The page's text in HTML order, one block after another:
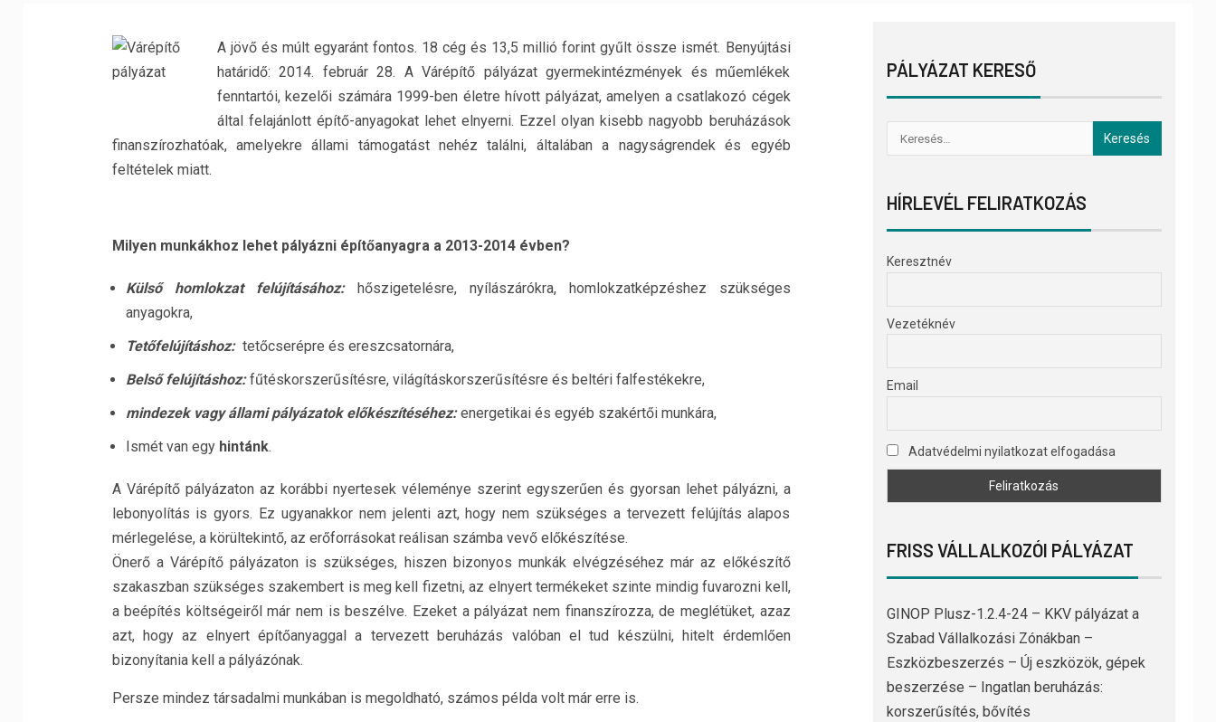
A jövő és múlt egyaránt fontos. 18 cég és 13,5 millió forint gyűlt össze ismét. Benyújtási
határidő: 2014. február 28. A Várépítő pályázat gyermekintézmények és műemlékek
fenntartói, kezelői számára 1999-ben életre hívott pályázat, amelyen a csatlakozó cégek
által felajánlott építő-anyagokat lehet elnyerni. Ezzel olyan kisebb nagyobb beruházások
finanszírozhatóak, amelyekre állami támogatást nehéz találni, általában a nagyságrendek és egyéb
feltételek miatt.
Milyen munkákhoz lehet pályázni építőanyagra a 2013-2014 évben?
Külső homlokzat felújításához: hőszigetelésre, nyílászárókra, homlokzatképzéshez szükséges
anyagokra,
Tetőfelújításhoz: tetőcserépre és ereszcsatornára,
Belső felújításhoz:fűtéskorszerűsítésre, világításkorszerűsítésre és beltéri falfestékekre,
mindezek vagy állami pályázatok előkészítéséhez:energetikai és egyéb szakértői munkára,
Ismét van egy hintánk.
A Várépítő pályázaton az korábbi nyertesek véleménye szerint egyszerűen és gyorsan lehet pályázni, a
lebonyolítás is gyors. Ez ugyanakkor nem jelenti azt, hogy nem szükséges a tervezett felújítás alapos
mérlegelése, a körültekintő, az erőforrásokat reálisan számba vevő előkészítése.
Önerő a Várépítő pályázaton is szükséges, hiszen bizonyos munkák elvégzéséhez már az előkészítő
szakaszban szükséges szakembert is meg kell fizetni, az elnyert termékeket szinte mindig fuvarozni kell,
a beépítés költségeiről már nem is beszélve. Ezeket a pályázat nem finanszírozza, de meglétüket, azaz
azt, hogy az elnyert építőanyaggal a tervezett beruházás valóban el tud készülni, hitelt érdemlően
bizonyítania kell a pályázónak.
Persze mindez társadalmi munkában is megoldható, számos példa volt már erre is.
PÁLYÁZAT KERESŐ
HÍRLEVÉL FELIRATKOZÁS
Keresztnév
Vezetéknév
Email
Adatvédelmi nyilatkozat elfogadása
FRISS VÁLLALKOZÓI PÁLYÁZAT
GINOP Plusz-1.2.4-24 – KKV pályázat a
Szabad Vállalkozási Zónákban –
Eszközbeszerzés – Új eszközök, gépek
beszerzése – Ingatlan beruházás:
korszerűsítés, bővítés